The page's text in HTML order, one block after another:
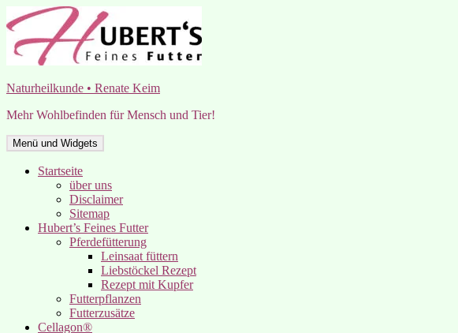
Zum
Inhalt
springen
Naturheilkunde • Renate Keim
Mehr Wohlbefinden für Mensch und Tier!
Menü und Widgets
Startseite
über uns
Disclaimer
Sitemap
Hubert’s Feines Futter
Pferdefütterung
Leinsaat füttern
Liebstöckel Rezept
Rezept mit Kupfer
Futterpflanzen
Futterzusätze
Cellagon®